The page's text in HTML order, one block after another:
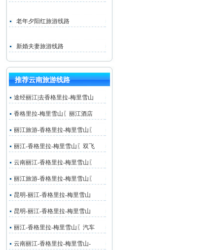
老年夕阳红旅游线路
新婚夫妻旅游线路
推荐云南旅游线路
途经丽江|去香格里拉-梅里雪山
香格里拉-梅里雪山〖丽江酒店
丽江旅游-香格里拉-梅里雪山〖
丽江-香格里拉-梅里雪山〖双飞
云南丽江-香格里拉-梅里雪山〖
丽江旅游-香格里拉-梅里雪山〖
昆明-丽江-香格里拉-梅里雪山
昆明-丽江-香格里拉-梅里雪山
丽江-香格里拉-梅里雪山〖汽车
云南丽江-香格里拉-梅里雪山-